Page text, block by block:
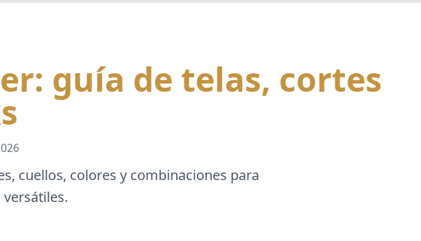
guía de telas, cortes
cuellos, colores y combinaciones para